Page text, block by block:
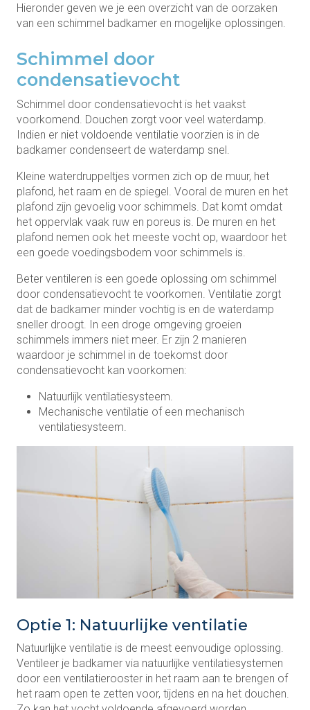
Hieronder geven we je een overzicht van de oorzaken
van een schimmel badkamer en mogelijke oplossingen.
Schimmel door
condensatievocht
Schimmel door condensatievocht is het vaakst
voorkomend. Douchen zorgt voor veel waterdamp.
Indien er niet voldoende ventilatie voorzien is in de
badkamer condenseert de waterdamp snel.
Kleine waterdruppeltjes vormen zich op de muur, het
plafond, het raam en de spiegel. Vooral de muren en het
plafond zijn gevoelig voor schimmels. Dat komt omdat
het oppervlak vaak ruw en poreus is. De muren en het
plafond nemen ook het meeste vocht op, waardoor het
een goede voedingsbodem voor schimmels is.
Beter ventileren is een goede oplossing om schimmel
door condensatievocht te voorkomen. Ventilatie zorgt
dat de badkamer minder vochtig is en de waterdamp
sneller droogt. In een droge omgeving groeien
schimmels immers niet meer. Er zijn 2 manieren
waardoor je schimmel in de toekomst door
condensatievocht kan voorkomen:
Natuurlijk ventilatiesysteem.
Mechanische ventilatie of een mechanisch
ventilatiesysteem.
Optie 1: Natuurlijke ventilatie
Natuurlijke ventilatie is de meest eenvoudige oplossing.
Ventileer je badkamer via natuurlijke ventilatiesystemen
door een ventilatierooster in het raam aan te brengen of
het raam open te zetten voor, tijdens en na het douchen.